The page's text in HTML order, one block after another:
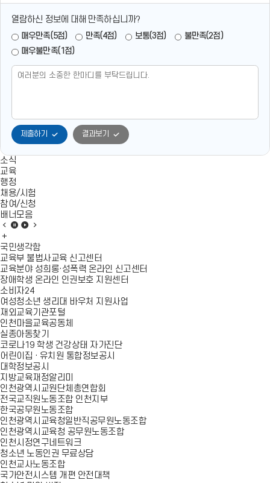
학
교
체
육
교
육
패
러
다
임
전
환
을
통
한
미
래
교
육
담
아
내
기
목
표
건
강
을
통
한
배
열람하신 정보에 대해 만족하십니까?
매우만족(5점) 만족(4점) 보통(3점)
불만족(2점)
매우불만족(1점)
제출하기 결과보기
소식
교육
행정
채용/시험
참여/신청
배너모음
배
모
음
이
전
슬
라
이
드
배
모
음
정
지
배
모
음
재
생
모
음
다
음
라
이
드
너
모
음
더
보
기
국민생각함
교육부 불법사교육 신고센터
교육분야 성희롱·성폭력 온라인 신고센터
장애학생 온라인 인권보호 지원센터
소비자24
여성청소년 생리대 바우처 지원사업
재외교육기관포털
인천마을교육공동체
실종아동찾기
코로나19 학생 건강상태 자가진단
어린이집 · 유치원 통합정보공시
대학정보공시
지방교육재정알리미
인천광역시교원단체총연합회
전국교직원노동조합 인천지부
한국공무원노동조합
인천광역시교육청일반직공무원노동조합
인천광역시교육청 공무원노동조합
인천시정연구네트워크
청소년 노동인권 무료상담
인천교사노동조합
국가안전시스템 개편 안전대책